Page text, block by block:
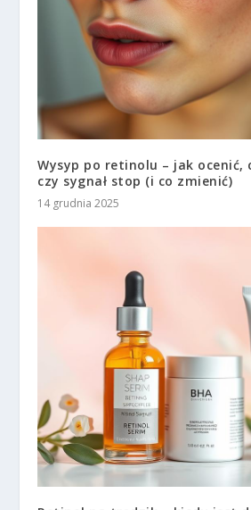
Wysyp po retinolu – jak ocenić,
czy sygnał stop (i co zmienić)
14 grudnia 2025